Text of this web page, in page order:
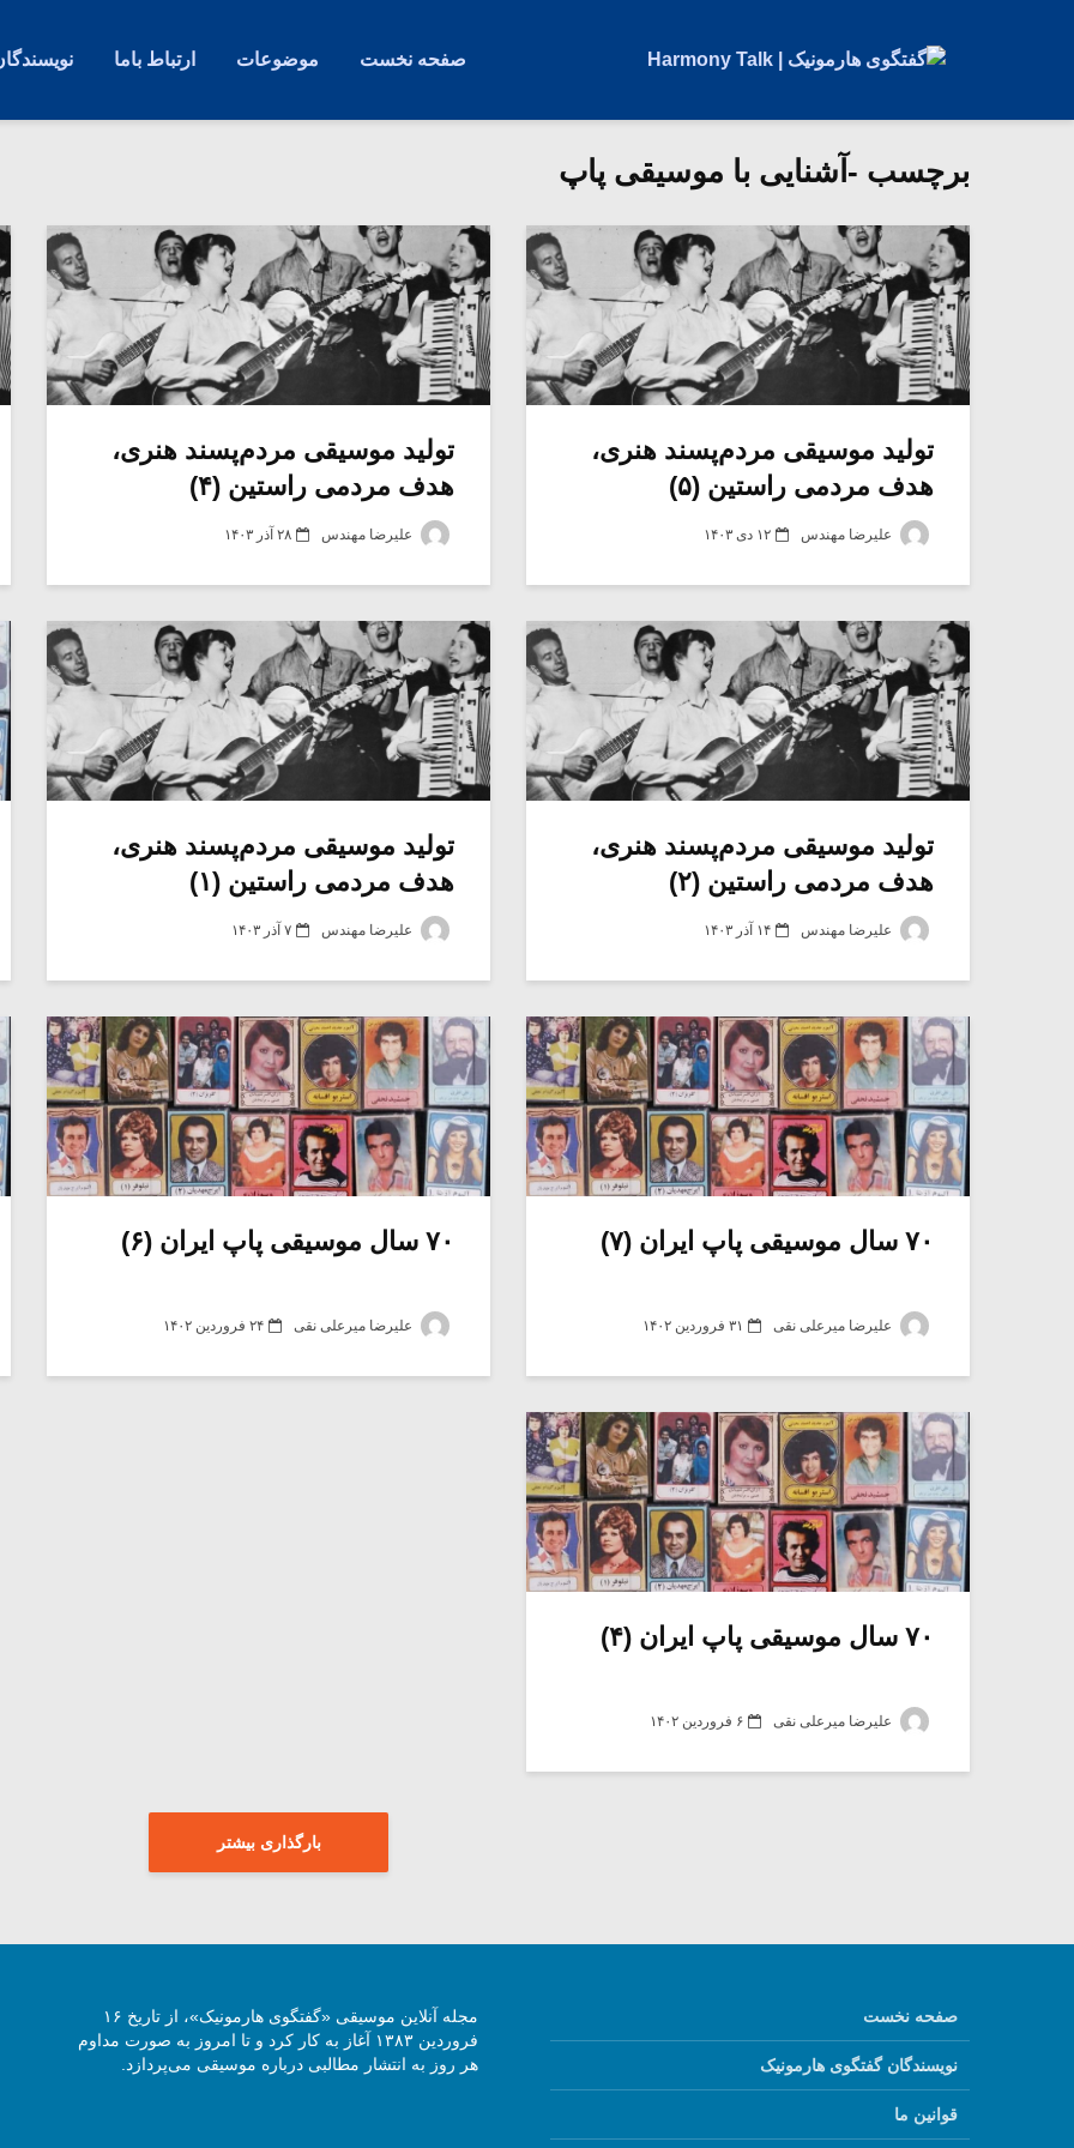
صفحه نخست موضوعات ارتباط باما
برچسب -آشنایی با موسیقی پاپ
تولید موسیقی مردم‌پسند هنری،
هدف مردمی راستین (۵)
علیرضا مهندس ۱۲ دی ۱۴۰۳
تولید موسیقی مردم‌پسند هنری،
هدف مردمی راستین (۴)
علیرضا مهندس ۲۸ آذر ۱۴۰۳
تولید موسیقی مردم‌پسند هنری،
هدف مردمی راستین (۲)
علیرضا مهندس ۱۴ آذر ۱۴۰۳
تولید موسیقی مردم‌پسند هنری،
هدف مردمی راستین (۱)
علیرضا مهندس ۷ آذر ۱۴۰۳
۷۰ سال موسیقی پاپ ایران (۷)
علیرضا میرعلی نقی ۳۱ فروردین ۱۴۰۲
۷۰ سال موسیقی پاپ ایران (۶)
علیرضا میرعلی نقی ۲۴ فروردین ۱۴۰۲
۷۰ سال موسیقی پاپ ایران (۴)
علیرضا میرعلی نقی ۶ فروردین ۱۴۰۲
بارگذاری بیشتر
صفحه نخست
نویسندگان گفتگوی هارمونیک
قوانین ما
مجله آنلاین موسیقی «گفتگوی هارمونیک»، از تاریخ ۱۶
فروردین ۱۳۸۳ آغاز به کار کرد و تا امروز به صورت مداوم
هر روز به انتشار مطالبی درباره موسیقی می‌پردازد.